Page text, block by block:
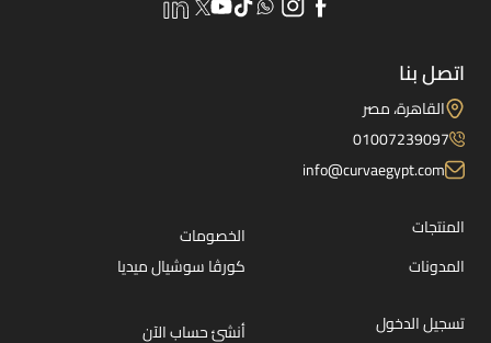
اتصل بنا
القاهرة، مصر
01007239097
info@curvaegypt.com
المنتجات
الخصومات
المدونات
كورڤا سوشيال ميديا
تسجيل الدخول
أنشئ حساب الآن